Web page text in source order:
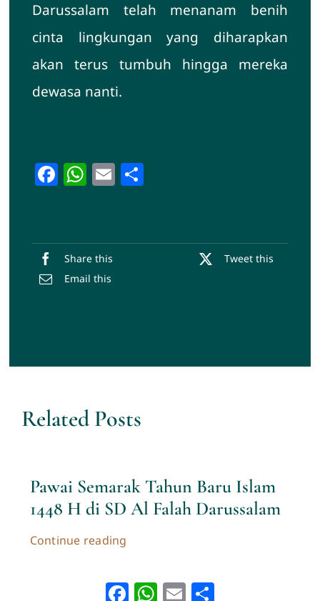
Darussalam telah menanam benih
cinta lingkungan yang diharapkan
akan terus tumbuh hingga mereka
dewasa nanti.
Facebook
WhatsApp
EmailShare
Share this
Tweet this
Email this
Related Posts
Pawai Semarak Tahun Baru Islam
1448 H di SD Al Falah Darussalam
Continue reading
Facebook
WhatsApp
Email